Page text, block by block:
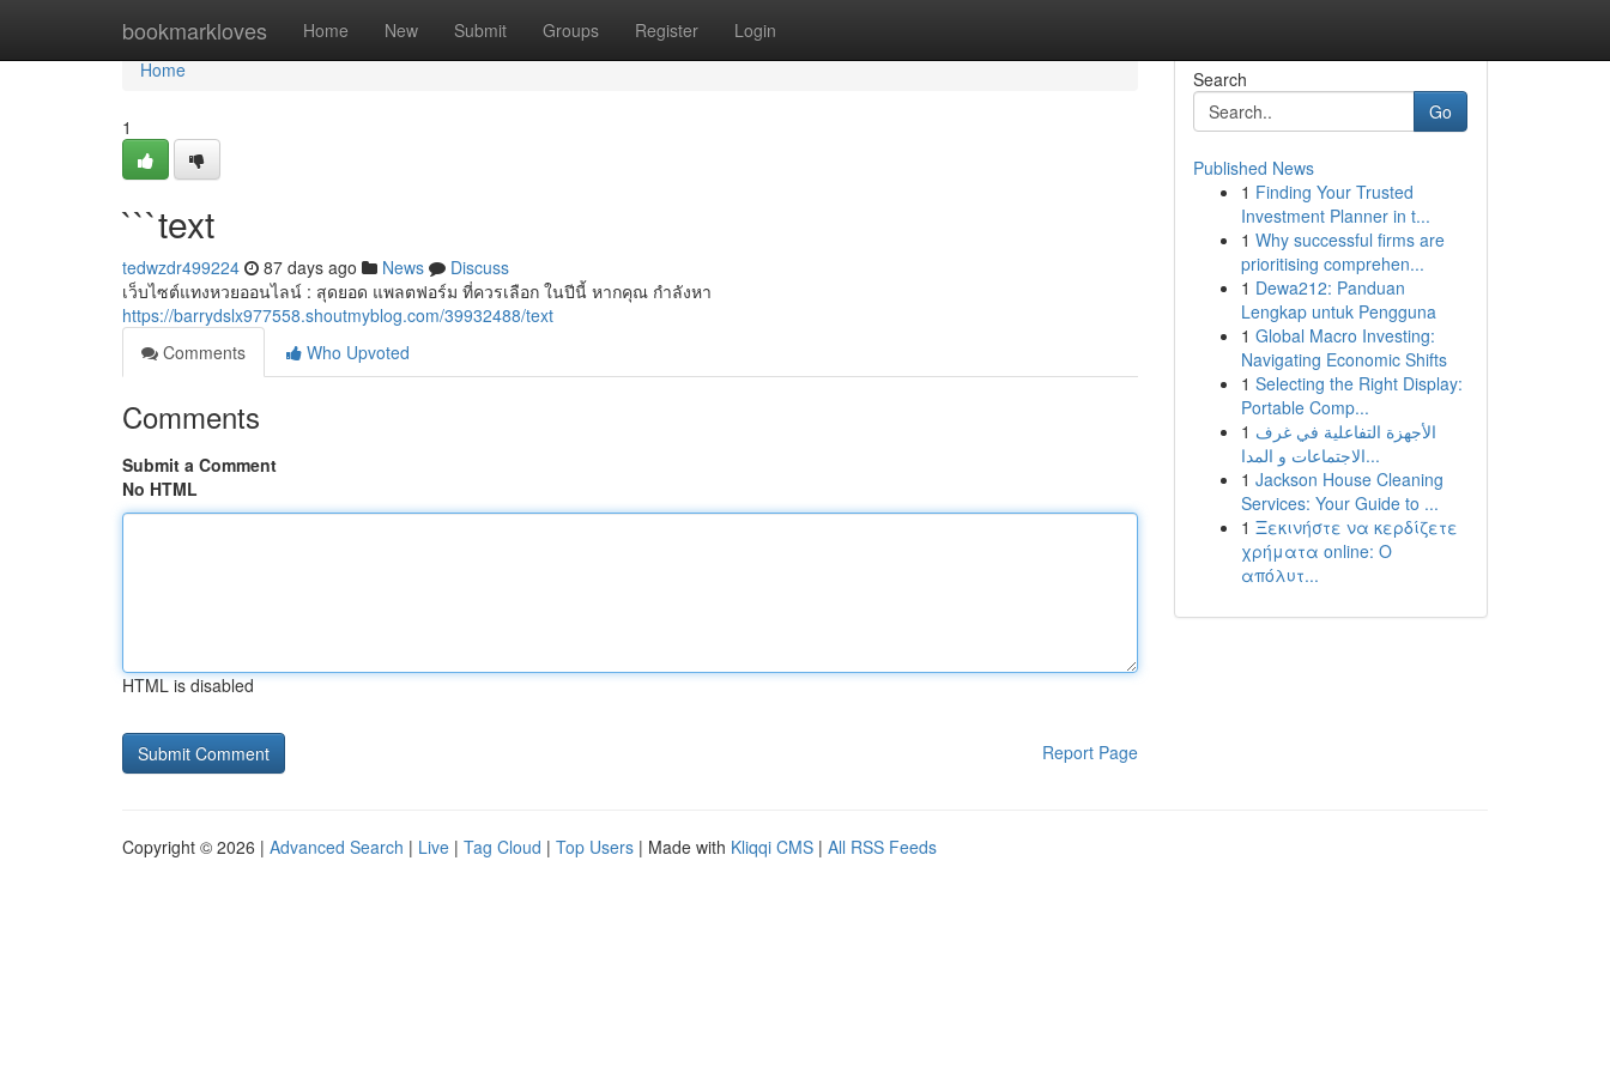
bookmarkloves Home New Submit Groups Register Login
Home
Home
1
```text
tedwzdr499224 87 days ago News
Discuss
เว็บไซต์แทงหวยออนไลน์ : สุดยอด แพลตฟอร์ม ที่ควรเลือก ในปีนี้ หากคุณ กำลังหา
https://barrydslx977558.shoutmyblog.com/39932488/text
Comments
Who Upvoted
Comments
Submit a Comment
No HTML
HTML is disabled
Report Page
Search
Go
Published News
1 Finding Your Trusted
Investment Planner in t...
1 Why successful firms are
prioritising comprehen...
1 Dewa212: Panduan
Lengkap untuk Pengguna
1 Global Macro Investing:
Navigating Economic Shifts
1 Selecting the Right Display:
Portable Comp...
1 الأجهزة التفاعلية في غرف
الاجتماعات و المدا...
1 Jackson House Cleaning
Services: Your Guide to ...
1 Ξεκινήστε να κερδίζετε
χρήματα online: Ο
απόλυτ...
Copyright © 2026 | Advanced Search | Live | Tag Cloud | Top Users | Made with Kliqqi CMS | All RSS Feeds